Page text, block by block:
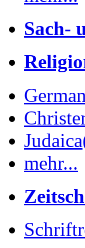
Sach-
Judaica
mehr...